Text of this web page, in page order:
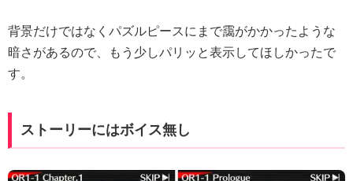
背景だけではなくパズルピースにまで靄がかかったような
暗さがあるので、もう少しパリッと表示してほしかったで
す。
ストーリーにはボイス無し